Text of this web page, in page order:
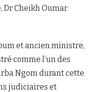
Dr Cheikh Oumar
et ancien ministre,
comme l’un des
Ngom durant cette
judiciaires et